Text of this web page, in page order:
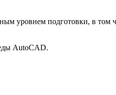
уровнем подготовки, в том
AutoCAD.